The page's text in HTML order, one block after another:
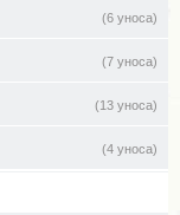
(6 уноса)
(7 уноса)
(13 уноса)
(4 уноса)